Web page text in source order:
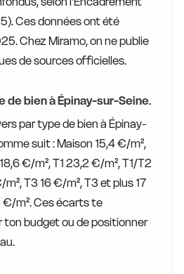
Ces données ont été
Chez Miramo, on ne publie
de sources officielles.
de bien à Épinay-sur-Seine.
par type de bien à Épinay-
suit : Maison 15,4 €/m²,
€/m², T1 23,2 €/m², T1/T2
T3 16 €/m², T3 et plus 17
€/m². Ces écarts te
budget ou de positionner